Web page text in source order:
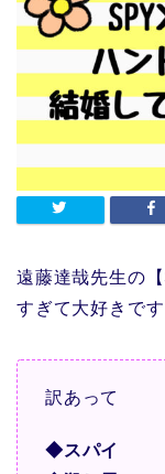
遠藤達哉先生の
すぎて大好きです
訳あって
◆スパイ